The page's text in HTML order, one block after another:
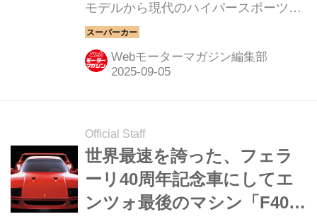
モデルから現代のハイパースポーツま
で紹介していこう。今回は、フェラー
リ 348だ。
Webモーターマガジン編集部
Official Staff
世界最速を誇った、フェラ
ーリ40周年記念車にしてエ
ンツォ最後のマシン「F40」